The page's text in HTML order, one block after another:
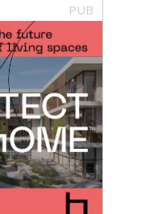
PUB